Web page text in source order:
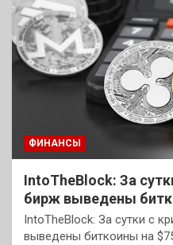
ФИНАНСЫ
IntoTheBlock: За
бирж выведены
IntoTheBlock: За сутки с
выведены биткоины на